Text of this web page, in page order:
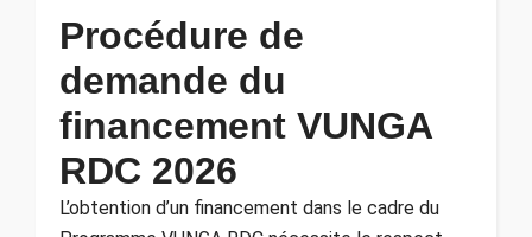
Procédure de
demande du
financement VUNGA
RDC 2026
L’obtention d’un financement dans le cadre du